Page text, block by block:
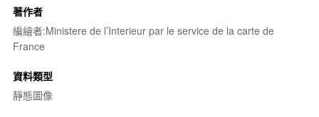
著作者
編繪者:Ministere de l’Interieur par le service de la carte de
France
資料類型
靜態圖像